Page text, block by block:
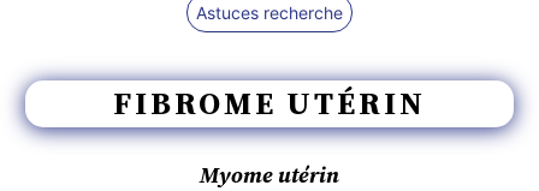
Astuces recherche
FIBROME UTÉRIN
Myome utérin